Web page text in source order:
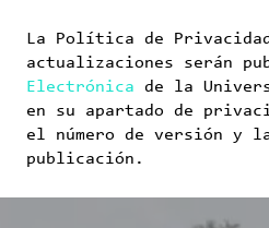
La Política de
actualizaciones serán
Electrónica de la
en su apartado de
el número de versión y
publicación.